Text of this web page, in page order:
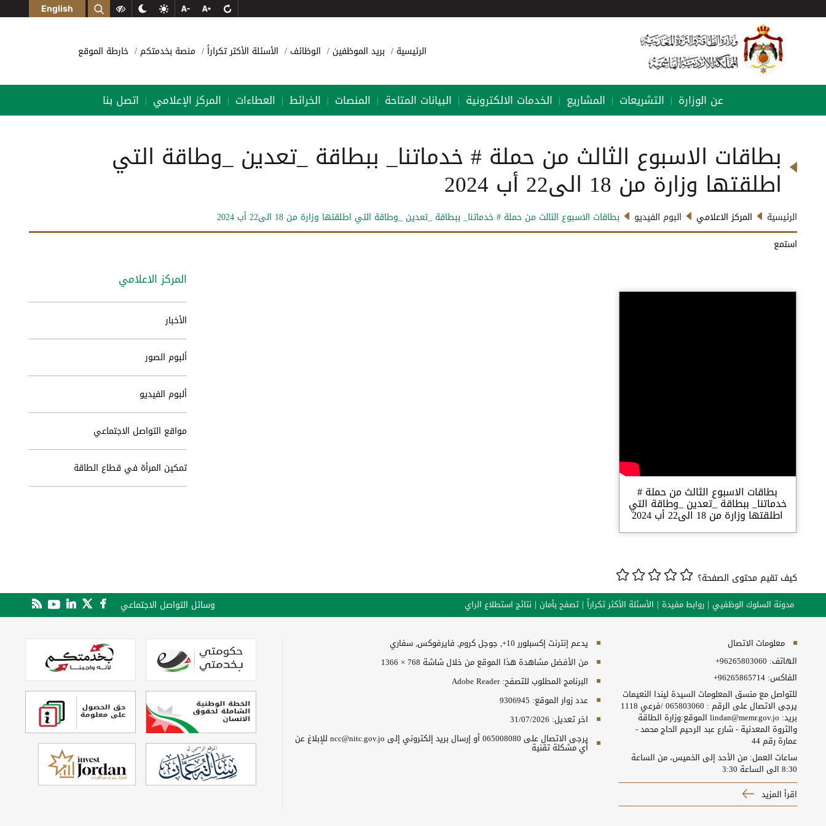
English
الرئيسية بريد الموظفين الوظائف الأسئلة الأكثر تكراراً منصة بخدمتكم خارطة الموقع
عن الوزارة | التشريعات | المشاريع | الخدمات الالكترونية | البيانات المتاحة | المنصات | الخرائط | العطاءات | المركز الإعلامي | اتصل بنا
بطاقات الاسبوع الثالث من حملة # خدماتنا_ ببطاقة _تعدين _وطاقة التي
اطلقتها وزارة من 18 الى22 أب 2024
الرئيسية المركز الاعلامي البوم الفيديو
بطاقات الاسبوع الثالث من حملة # خدماتنا_ ببطاقة _تعدين _وطاقة التي اطلقتها وزارة من 18 الى22 أب 2024
استمع
بطاقات الاسبوع الثالث من حملة #
خدماتنا_ ببطاقة _تعدين _وطاقة التي
اطلقتها وزارة من 18 الى22 أب 2024
المركز الاعلامي
الأخبار
ألبوم الصور
ألبوم الفيديو
مواقع التواصل الاجتماعي
تمكين المرأة في قطاع الطاقة
كيف تقيم محتوى الصفحة؟
مدونة السلوك الوظفيي روابط مفيدة الأسئلة الأكثر تكراراً تصفح بأمان نتائج استطلاع الراي وسائل التواصل الاجتماعي
معلومات الاتصال
الهاتف: +96265803060
الفاكس: +96265865714
للتواصل مع منسق المعلومات السيدة ليندا النعيمات
يرجى الاتصال على الرقم : 065803060 /فرعي 1118
بريد: lindan@memr.gov.jo الموقع:وزارة الطاقة
والثروة المعدنية - شارع عبد الرحيم الحاج محمد -
عمارة رقم 44
ساعات العمل: من الأحد إلى الخميس، من الساعة
8:30 الى الساعة 3:30
اقرأ المزيد
يدعم إنترنت إكسبلورر 10+, جوجل كروم, فايرفوكس, سفاري
من الأفضل مشاهدة هذا الموقع من خلال شاشة 768 × 1366
البرنامج المطلوب للتصفح: Adobe Reader
عدد زوار الموقع: 9306945
اخر تعديل: 31/07/2026
يرجى الاتصال على 065008080 أو إرسال بريد إلكتروني إلى ncc@nitc.gov.jo للإبلاغ عن
أي مشكلة تقنية